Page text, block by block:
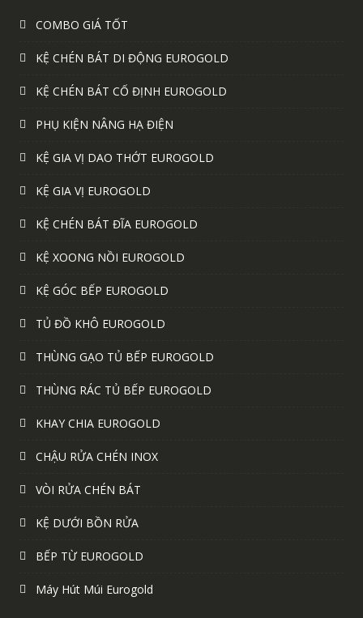
COMBO GIÁ TỐT
KỆ CHÉN BÁT DI ĐỘNG EUROGOLD
KỆ CHÉN BÁT CỐ ĐỊNH EUROGOLD
PHỤ KIỆN NÂNG HẠ ĐIỆN
KỆ GIA VỊ DAO THỚT EUROGOLD
KỆ GIA VỊ EUROGOLD
KỆ CHÉN BÁT ĐĨA EUROGOLD
KỆ XOONG NỒI EUROGOLD
KỆ GÓC BẾP EUROGOLD
TỦ ĐỒ KHÔ EUROGOLD
THÙNG GẠO TỦ BẾP EUROGOLD
THÙNG RÁC TỦ BẾP EUROGOLD
KHAY CHIA EUROGOLD
CHẬU RỬA CHÉN INOX
VÒI RỬA CHÉN BÁT
KỆ DƯỚI BỒN RỬA
BẾP TỪ EUROGOLD
Máy Hút Múi Eurogold